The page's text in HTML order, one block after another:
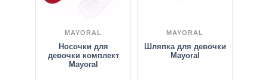
MAYORAL
Носочки для
девочки комплект
Mayoral
MAYORAL
Шляпка для девочки
Mayoral